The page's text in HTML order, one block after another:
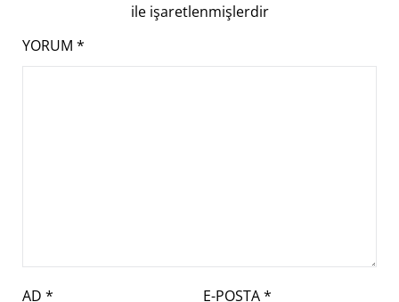
ile işaretlenmişlerdir
YORUM *
AD * E-POSTA*